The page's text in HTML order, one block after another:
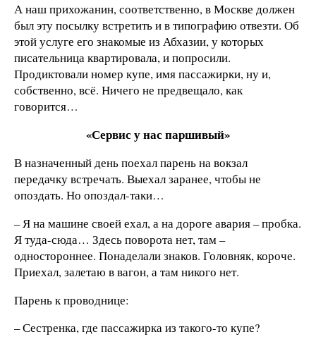
А наш прихожанин, соответственно, в Москве должен
был эту посылку встретить и в типографию отвезти. Об
этой услуге его знакомые из Абхазии, у которых
писательница квартировала, и попросили.
Продиктовали номер купе, имя пассажирки, ну и,
собственно, всё. Ничего не предвещало, как
говорится…
«Сервис у нас паршивый»
В назначенный день поехал парень на вокзал
передачку встречать. Выехал заранее, чтобы не
опоздать. Но опоздал-таки…
– Я на машине своей ехал, а на дороге авария – пробка.
Я туда-сюда… Здесь поворота нет, там –
одностороннее. Понаделали знаков. Головняк, короче.
Приехал, залетаю в вагон, а там никого нет.
Парень к проводнице:
– Сестренка, где пассажирка из такого-то купе?